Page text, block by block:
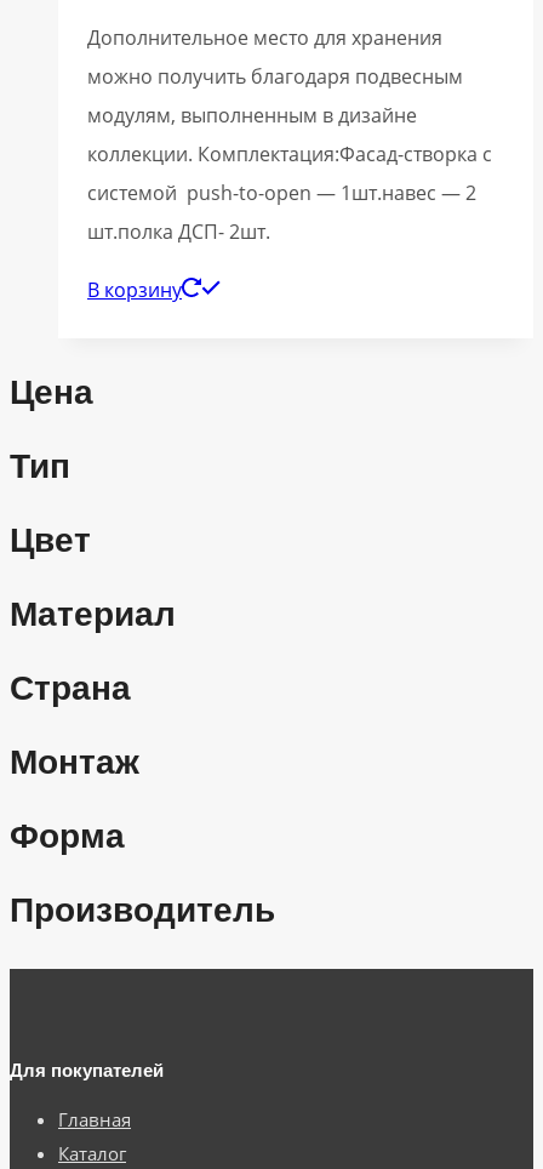
Дополнительное место для хранения
можно получить благодаря подвесным
модулям, выполненным в дизайне
коллекции. Комплектация:Фасад-створка с
системой push-to-open — 1шт.навес — 2
шт.полка ДСП- 2шт.
В корзину
Цена
Тип
Цвет
Материал
Страна
Монтаж
Форма
Производитель
Для покупателей
Главная
Каталог